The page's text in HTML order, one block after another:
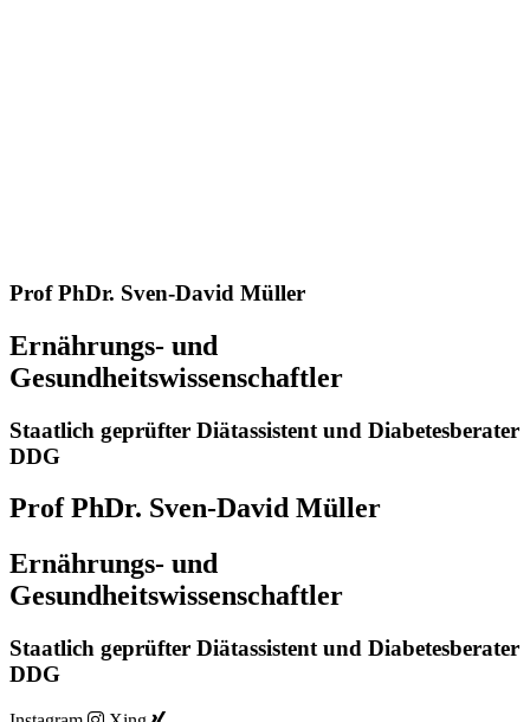
Prof PhDr. Sven-David Müller
Ernährungs- und
Gesundheitswissenschaftler
Staatlich geprüfter Diätassistent und Diabetesberater
DDG
Prof PhDr. Sven-David Müller
Ernährungs- und
Gesundheitswissenschaftler
Staatlich geprüfter Diätassistent und Diabetesberater
DDG